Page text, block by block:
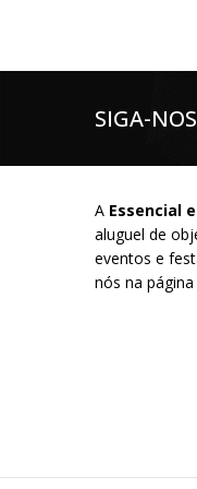
SIGA-
A Essencial
aluguel de
eventos e
nós na página